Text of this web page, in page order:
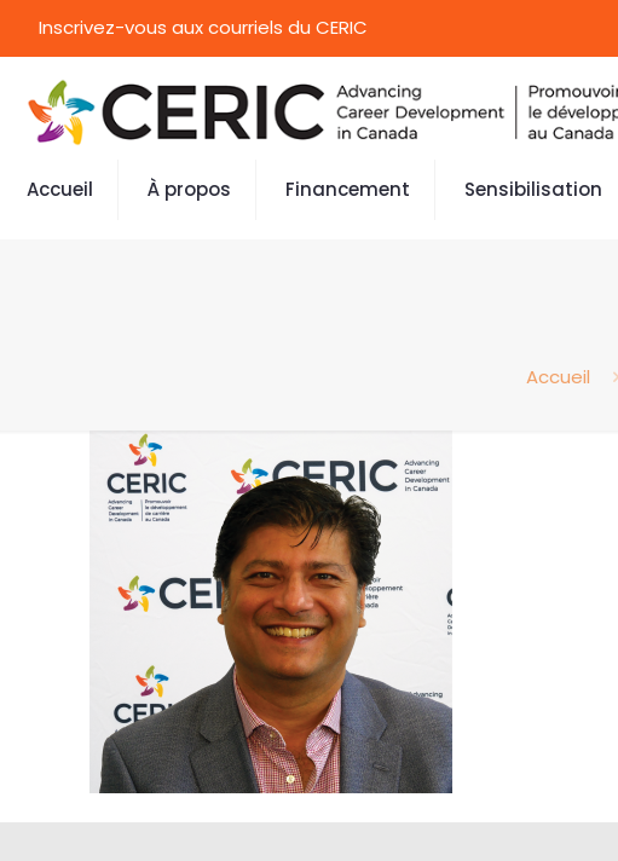
Inscrivez-vous aux courriels du CERIC
Accueil À propos Financement Sensibilisation
Accueil